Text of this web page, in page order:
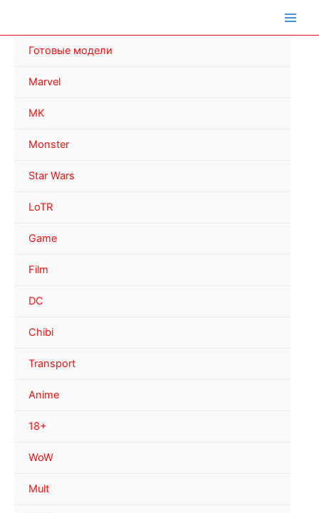
Готовые модели
Marvel
MK
Monster
Star Wars
LoTR
Game
Film
DC
Chibi
Transport
Anime
18+
WoW
Mult